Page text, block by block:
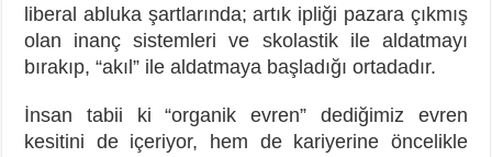
liberal abluka şartlarında; artık ipliği pazara çıkmış
olan inanç sistemleri ve skolastik ile aldatmayı
bırakıp, “akıl” ile aldatmaya başladığı ortadadır.
İnsan tabii ki “organik evren” dediğimiz evren
kesitini de içeriyor, hem de kariyerine öncelikle